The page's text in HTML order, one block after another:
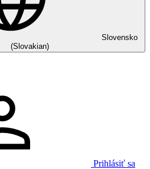
Slovensko
(Slovakian)
Prihlásiť sa